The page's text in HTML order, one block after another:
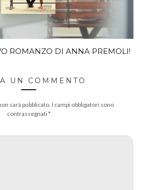
ROMANZO DI ANNA PREMOLI!
UN COMMENTO
sarà pubblicato. I campi obbligatori sono
contrassegnati*